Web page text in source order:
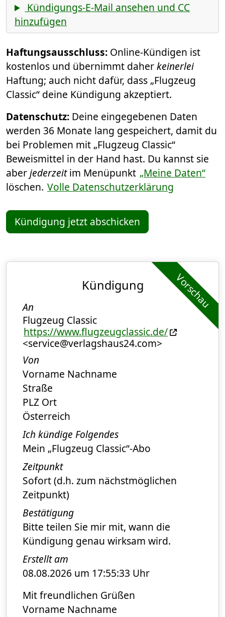
Kündigungs-E-Mail ansehen und CC
hinzufügen
Haftungsausschluss: Online-Kündigen ist
kostenlos und übernimmt daherkeinerlei
Haftung; auch nicht dafür, dass „Flugzeug
Classic“ deine Kündigung akzeptiert.
Datenschutz: Deine eingegebenen Daten
werden 36 Monate lang gespeichert, damit du
bei Problemen mit „Flugzeug Classic“
Beweismittel in der Hand hast. Du kannst sie
aberjederzeitim Menüpunkt „Meine Daten“
löschen. Volle Datenschutzerklärung
Kündigung jetzt abschicken
Vorschau
Kündigung
An
Flugzeug Classic
https://www.flugzeugclassic.de/
<service@verlagshaus24.com>
Von
Vorname Nachname
Straße
PLZ Ort
Österreich
Ich kündige Folgendes
Mein „Flugzeug Classic“-Abo
Zeitpunkt
Sofort (d.h. zum nächstmöglichen
Zeitpunkt)
Bestätigung
Bitte teilen Sie mir mit, wann die
Kündigung genau wirksam wird.
Erstellt am
08.08.2026 um 17:55:33 Uhr
Mit freundlichen Grüßen
Vorname Nachname